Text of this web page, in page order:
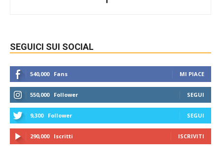
SEGUICI SUI SOCIAL
540,000 Fans MI PIACE
550,000 Follower SEGUI
9,300 Follower SEGUI
290,000 Iscritti ISCRIVITI